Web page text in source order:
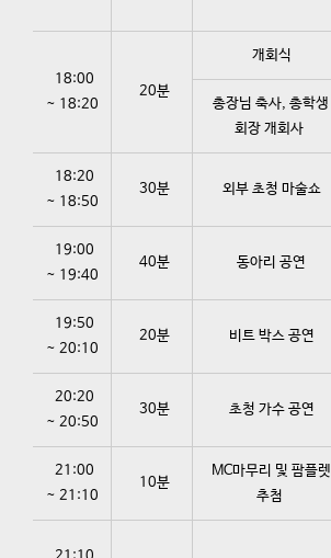
18:00
~ 18:20
20분
개회식
총장님 축사, 총학생
회장 개회사
18:20
~ 18:50
30분 외부 초청 마술쇼
19:00
~ 19:40
40분 동아리 공연
19:50
~ 20:10
20분 비트 박스 공연
20:20
~ 20:50
30분 초청 가수 공연
21:00
~ 21:10
10분
MC마무리 및 팜플렛
추첨